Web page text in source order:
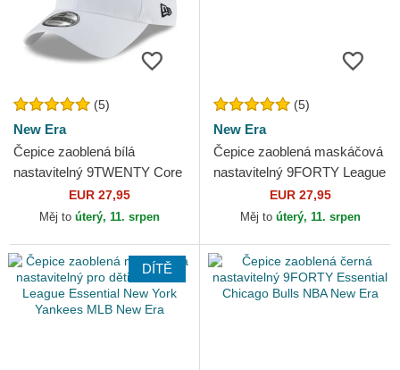
(5)
New Era
Čepice zaoblená bílá
nastavitelný 9TWENTY Core
Classic Chicago White Sox
MLB New Era
EUR 27,95
Měj to úterý, 11. srpen
(5)
New Era
Čepice zaoblená maskáčová
nastavitelný 9FORTY League
Essential New York Yankees
MLB New Era
EUR 27,95
Měj to úterý, 11. srpen
DÍTĚ